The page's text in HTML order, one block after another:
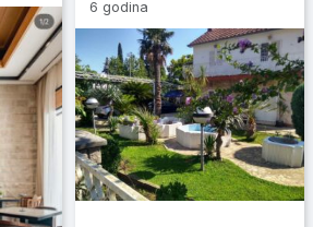
6 godina